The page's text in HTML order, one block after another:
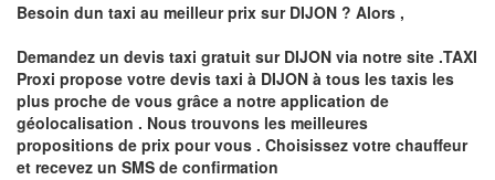
Besoin dun taxi au meilleur prix sur DIJON ? Alors ,
Demandez un devis taxi gratuit sur DIJON via notre site .TAXI
Proxi propose votre devis taxi à DIJON à tous les taxis les
plus proche de vous grâce a notre application de
géolocalisation . Nous trouvons les meilleures
propositions de prix pour vous . Choisissez votre chauffeur
et recevez un SMS de confirmation